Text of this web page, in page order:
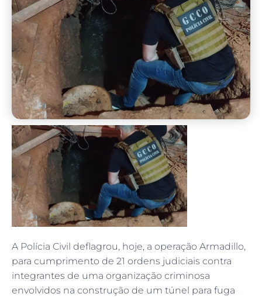
A Polícia Civil deflagrou, hoje, a operação Armadillo,
para cumprimento de 21 ordens judiciais contra
integrantes de uma organização criminosa
envolvidos na construção de um túnel para fuga